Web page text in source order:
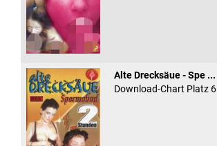
Alte Drecksäue - Spe ...
Download-Chart Platz 6